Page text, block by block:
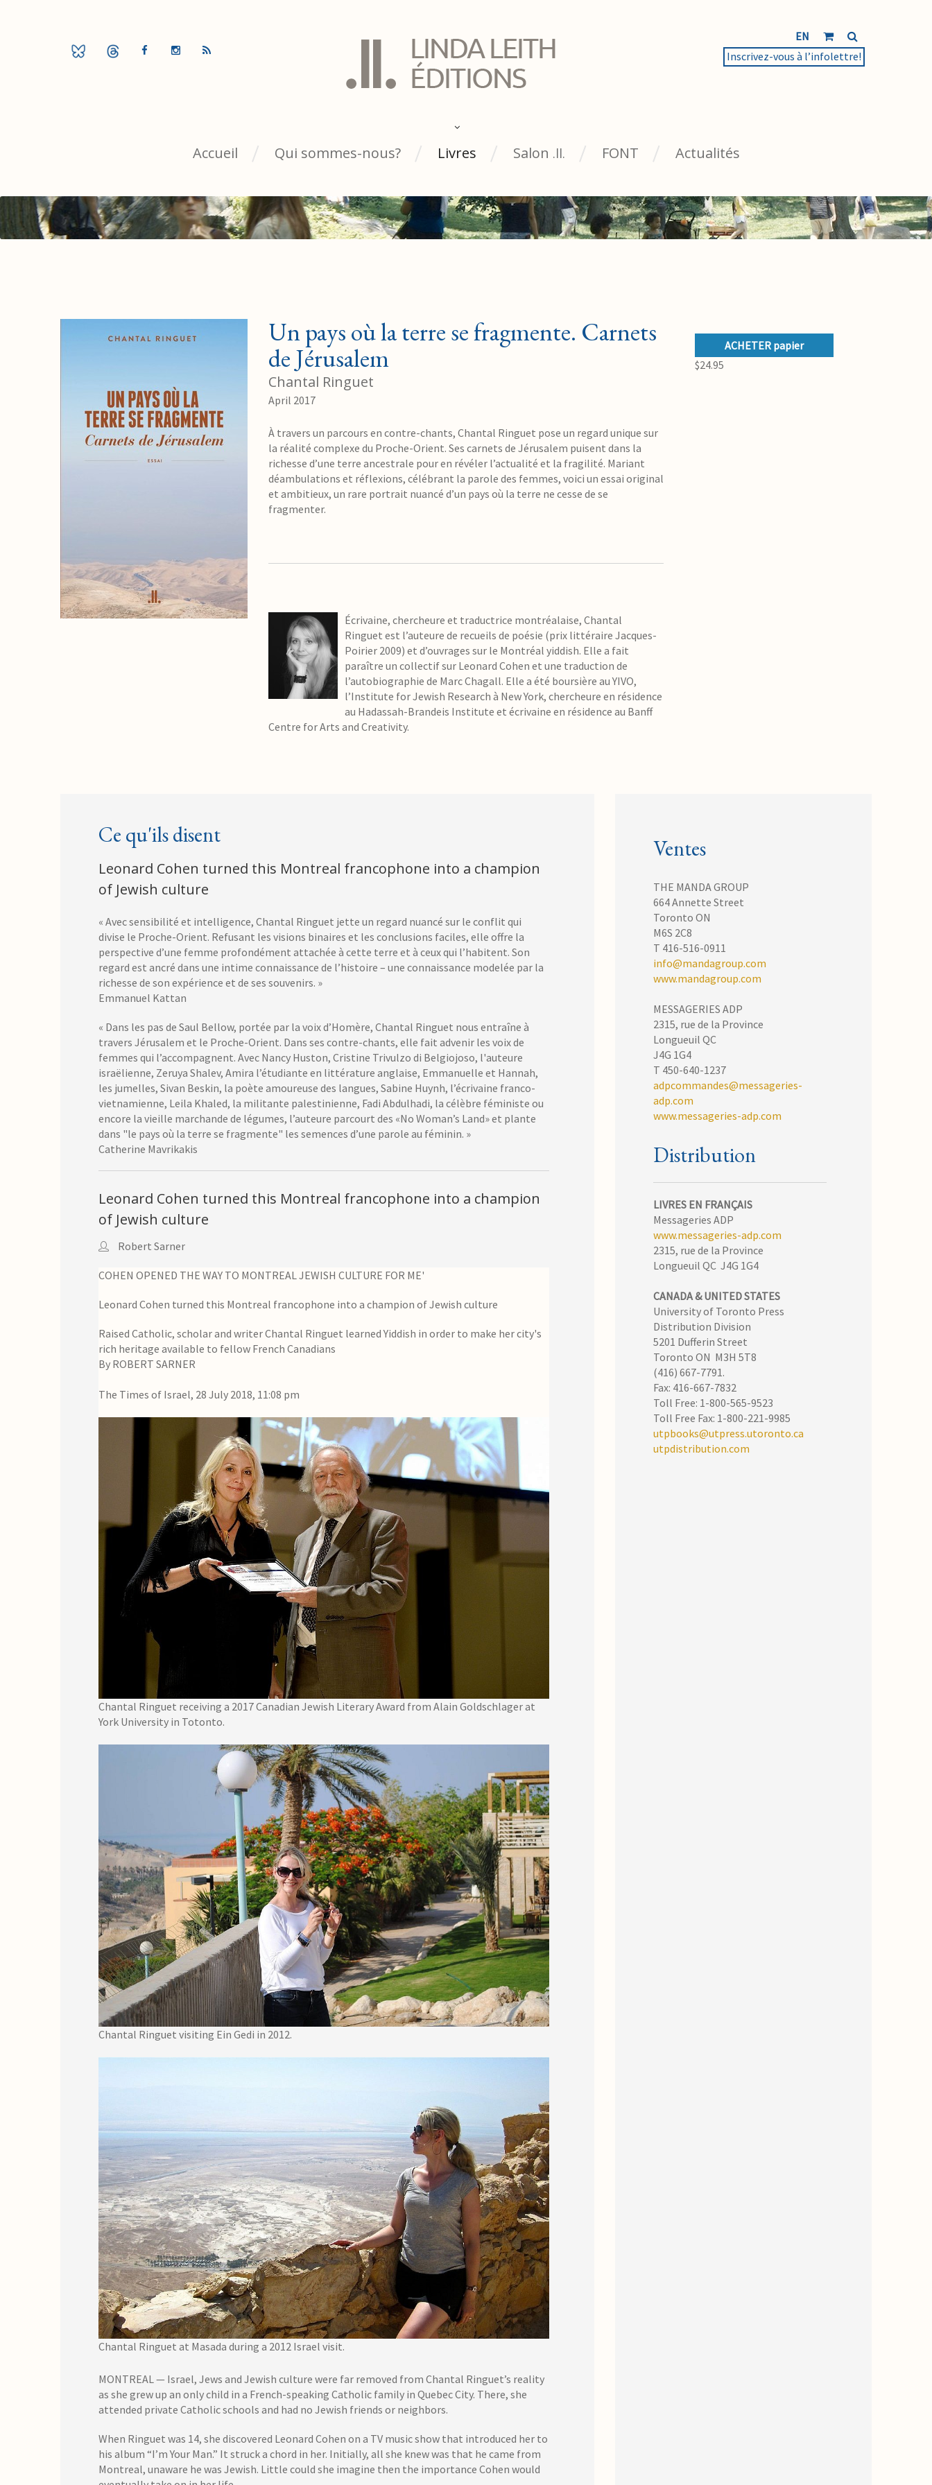
EN
Inscrivez-vous à l’infolettre!
Accueil Qui sommes-nous? Livres Salon .ll. FONT Actualités
Un pays où la terre se fragmente. Carnets
de Jérusalem
Chantal Ringuet
April 2017
À travers un parcours en contre-chants, Chantal Ringuet pose un regard unique sur
la réalité complexe du Proche-Orient. Ses carnets de Jérusalem puisent dans la
richesse d’une terre ancestrale pour en révéler l’actualité et la fragilité. Mariant
déambulations et réflexions, célébrant la parole des femmes, voici un essai original
et ambitieux, un rare portrait nuancé d’un pays où la terre ne cesse de se
fragmenter.
Écrivaine, chercheure et traductrice montréalaise, Chantal
Ringuet est l’auteure de recueils de poésie (prix littéraire Jacques-
Poirier 2009) et d’ouvrages sur le Montréal yiddish. Elle a fait
paraître un collectif sur Leonard Cohen et une traduction de
l’autobiographie de Marc Chagall. Elle a été boursière au YIVO,
l’Institute for Jewish Research à New York, chercheure en résidence
au Hadassah-Brandeis Institute et écrivaine en résidence au Banff
Centre for Arts and Creativity.
ACHETER papier
$24.95
Ce qu'ils disent
Leonard Cohen turned this Montreal francophone into a champion
of Jewish culture
« Avec sensibilité et intelligence, Chantal Ringuet jette un regard nuancé sur le conflit qui
divise le Proche-Orient. Refusant les visions binaires et les conclusions faciles, elle offre la
perspective d’une femme profondément attachée à cette terre et à ceux qui l’habitent. Son
regard est ancré dans une intime connaissance de l’histoire – une connaissance modelée par la
richesse de son expérience et de ses souvenirs. »
Emmanuel Kattan
« Dans les pas de Saul Bellow, portée par la voix d’Homère, Chantal Ringuet nous entraîne à
travers Jérusalem et le Proche-Orient. Dans ses contre-chants, elle fait advenir les voix de
femmes qui l’accompagnent. Avec Nancy Huston, Cristine Trivulzo di Belgiojoso, l'auteure
israëlienne, Zeruya Shalev, Amira l’étudiante en littérature anglaise, Emmanuelle et Hannah,
les jumelles, Sivan Beskin, la poète amoureuse des langues, Sabine Huynh, l’écrivaine franco-
vietnamienne, Leila Khaled, la militante palestinienne, Fadi Abdulhadi, la célèbre féministe ou
encore la vieille marchande de légumes, l’auteure parcourt des «No Woman’s Land» et plante
dans "le pays où la terre se fragmente" les semences d’une parole au féminin. »
Catherine Mavrikakis
Leonard Cohen turned this Montreal francophone into a champion
of Jewish culture
Robert Sarner
COHEN OPENED THE WAY TO MONTREAL JEWISH CULTURE FOR ME'
Leonard Cohen turned this Montreal francophone into a champion of Jewish culture
Raised Catholic, scholar and writer Chantal Ringuet learned Yiddish in order to make her city's
rich heritage available to fellow French Canadians
By ROBERT SARNER
The Times of Israel, 28 July 2018, 11:08 pm
Chantal Ringuet receiving a 2017 Canadian Jewish Literary Award from Alain Goldschlager at
York University in Totonto.
Chantal Ringuet visiting Ein Gedi in 2012.
Chantal Ringuet at Masada during a 2012 Israel visit.
MONTREAL — Israel, Jews and Jewish culture were far removed from Chantal Ringuet’s reality
as she grew up an only child in a French-speaking Catholic family in Quebec City. There, she
attended private Catholic schools and had no Jewish friends or neighbors.
When Ringuet was 14, she discovered Leonard Cohen on a TV music show that introduced her to
his album “I’m Your Man.” It struck a chord in her. Initially, all she knew was that he came from
Montreal, unaware he was Jewish. Little could she imagine then the importance Cohen would
Ventes
THE MANDA GROUP
664 Annette Street
Toronto ON
M6S 2C8
T 416-516-0911
info@mandagroup.com
www.mandagroup.com
MESSAGERIES ADP
2315, rue de la Province
Longueuil QC
J4G 1G4
T 450-640-1237
adpcommandes@messageries-
adp.com
www.messageries-adp.com
Distribution
LIVRES EN FRANÇAIS
Messageries ADP
www.messageries-adp.com
2315, rue de la Province
Longueuil QC J4G 1G4
CANADA &UNITED STATES
University of Toronto Press
Distribution Division
5201 Dufferin Street
Toronto ON M3H 5T8
(416) 667-7791.
Fax: 416-667-7832
Toll Free: 1-800-565-9523
Toll Free Fax: 1-800-221-9985
utpbooks@utpress.utoronto.ca
utpdistribution.com